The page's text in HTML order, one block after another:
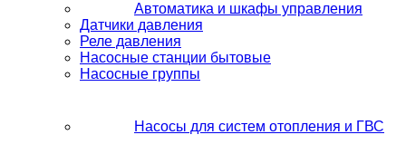
Автоматика и шкафы управления
Датчики давления
Реле давления
Насосные станции бытовые
Насосные группы
Насосы для систем отопления и ГВС